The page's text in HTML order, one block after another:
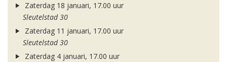
Zaterdag 18 januari, 17.00 uur
Sleutelstad 30
Zaterdag 11 januari, 17.00 uur
Sleutelstad 30
Zaterdag 4 januari, 17.00 uur